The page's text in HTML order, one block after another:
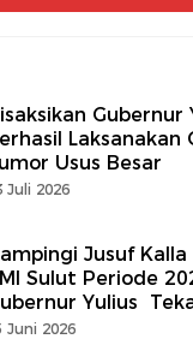
Gubernur
Laksanakan
Usus Besar
Juli 2026
Jusuf
Sulut Periode
Yulius
Aksi
Juni 2026